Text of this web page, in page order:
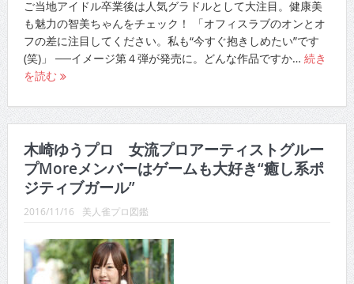
ご当地アイドル卒業後は人気グラドルとして大注目。健康美
も魅力の智美ちゃんをチェック！ 「オフィスラブのオンとオ
フの差に注目してください。私も“今すぐ抱きしめたい”です
(笑)」 ──イメージ第４弾が発売に。どんな作品ですか… 続き
を読む
木崎ゆうプロ 女流プロアーティストグルー
プMoreメンバーはゲームも大好き“癒し系ポ
ジティブガール”
2016/11/16 美人雀プロ図鑑